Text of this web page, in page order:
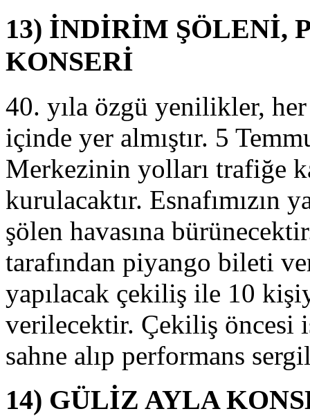
13) İNDİRİM ŞÖLENİ,
KONSERİ
40. yıla özgü yenilikler,
içinde yer almıştır. 5
Merkezinin yolları trafiğe
kurulacaktır. Esnafımızın
şölen havasına
tarafından piyango bileti
yapılacak çekiliş ile 10
verilecektir. Çekiliş öncesi
sahne alıp performans
14) GÜLİZ AYLA